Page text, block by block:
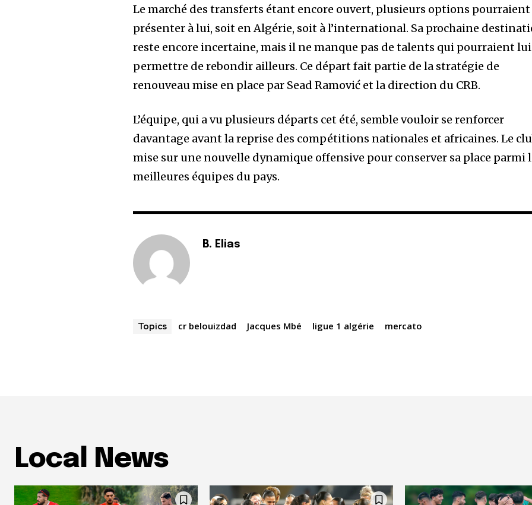
Le marché des transferts étant encore ouvert, plusieurs options pourraient
présenter à lui, soit en Algérie, soit à l’international. Sa prochaine
reste encore incertaine, mais il ne manque pas de talents qui pourraient lui
permettre de rebondir ailleurs. Ce départ fait partie de la stratégie de
renouveau mise en place par Sead Ramović et la direction du CRB.
L’équipe, qui a vu plusieurs départs cet été, semble vouloir se renforcer
davantage avant la reprise des compétitions nationales et africaines. Le
mise sur une nouvelle dynamique offensive pour conserver sa place parmi
meilleures équipes du pays.
B. Elias
Topics cr belouizdad Jacques Mbé ligue 1 algérie mercato
Local News